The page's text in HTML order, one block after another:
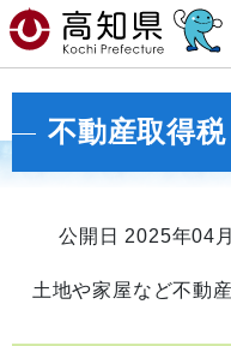
不動産取得税
公開日 2025年04
土地や家屋など不動